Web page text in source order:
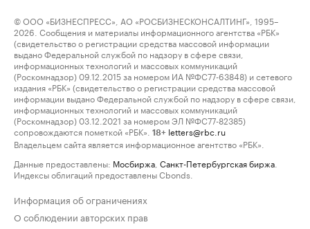
© ООО «БИЗНЕСПРЕСС», АО «РОСБИЗНЕСКОНСАЛТИНГ», 1995–
2026. Сообщения и материалы информационного агентства «РБК»
(свидетельство о регистрации средства массовой информации
выдано Федеральной службой по надзору в сфере связи,
информационных технологий и массовых коммуникаций
(Роскомнадзор) 09.12.2015 за номером ИА №ФС77-63848) и сетевого
издания «РБК» (свидетельство о регистрации средства массовой
информации выдано Федеральной службой по надзору в сфере связи,
информационных технологий и массовых коммуникаций
(Роскомнадзор) 03.12.2021 за номером ЭЛ №ФС77-82385)
сопровождаются пометкой «РБК».
18+ letters@rbc.ru
Владельцем сайта является информационное агентство «РБК».
Данные предоставлены: Мосбиржа Санкт-Петербургская биржа
Индексы облигаций предоставлены Cbonds.
Информация об ограничениях
О соблюдении авторских прав